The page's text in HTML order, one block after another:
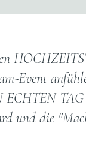
Event
ECHTEN
und die